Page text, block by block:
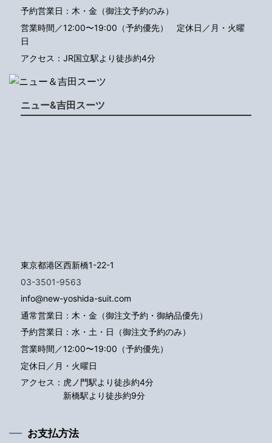
予約営業日：木・金（御注文予約のみ）
営業時間／12:00〜19:00（予約優先） 定休日／月・火曜
日
アクセス：JR国立駅より徒歩約4分
ニュー&吉田スーツ
東京都港区西新橋1-22-1
03-3501-9563
info@new-yoshida-suit.com
通常営業日：木・金（御注文予約・御納品優先）
予約営業日：水・土・日（御注文予約のみ）
営業時間／12:00〜19:00（予約優先）
定休日／月・火曜日
アクセス： 虎ノ門駅より徒歩約4分
新橋駅より徒歩約9分
お支払方法